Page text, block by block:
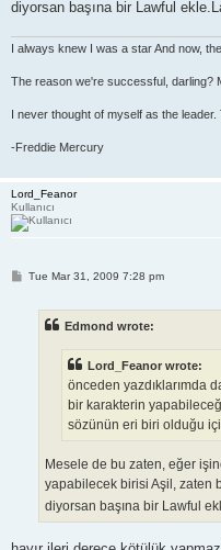
diyorsan başına bir Lawful
I always knew I was a star And now,
The reason we're successful, darling?
I never thought of myself as the
-Freddie Mercury
Lord_Feanor
Kullanıcı
PTue Mar 31, 2009 7:28 pm
Edmond wrote:
Lord_Feanor wrote:
önceden yazdıklarımda
bir karakterin
sözünün eri biri olduğu
Mesele de bu zaten, eğer
yapabilecek birisi Aşil, zaten
diyorsan başına bir Lawful